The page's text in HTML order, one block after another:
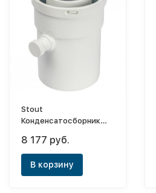
Stout
Конденсатосборник
коаксиального
дымохода Ø60/100 п/м
8 177 руб.
В корзину